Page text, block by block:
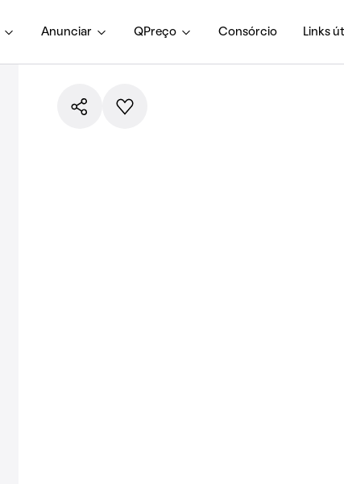
Anunciar QPreço Consórcio Links